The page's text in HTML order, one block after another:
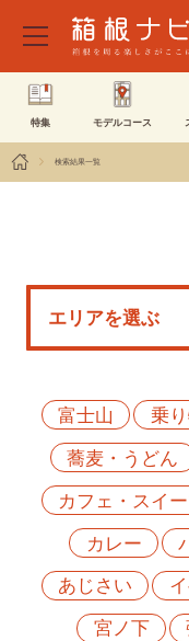
特集 モデルコース
検索結果一覧
富士山
乗
蕎麦・うどん
カフェ・スイ
カレー
あじさい
宮ノ下